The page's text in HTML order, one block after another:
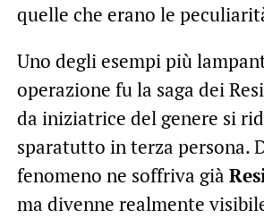
quelle che erano le
Uno degli esempi più
operazione fu la saga dei
da iniziatrice del genere si
sparatutto in terza persona.
fenomeno ne soffriva già
ma divenne realmente